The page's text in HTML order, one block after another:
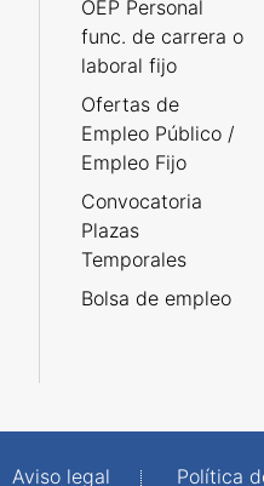
OEP Personal
func. de carrera o
laboral fijo
Ofertas de
Empleo Público /
Empleo Fijo
Convocatoria
Plazas
Temporales
Bolsa de empleo
Aviso legal Política